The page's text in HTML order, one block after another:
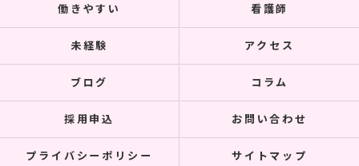
働きやすい 看護師
未経験 アクセス
ブログ コラム
採用申込 お問い合わせ
プライバシーポリシー サイトマップ